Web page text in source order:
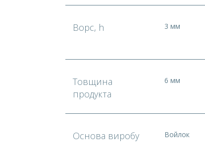
Ворс, h 3 мм
Товщина
продукта
6 мм
Основа виробу Войлок